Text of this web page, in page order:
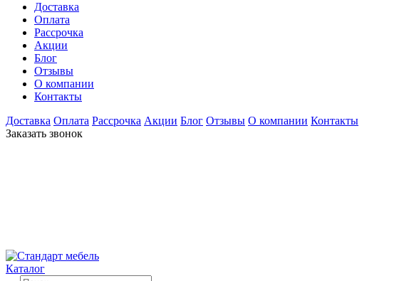
Доставка
Оплата
Рассрочка
Акции
Блог
Отзывы
О компании
Контакты
Доставка Оплата Рассрочка Акции Блог Отзывы О компании Контакты
Заказать звонок
Каталог